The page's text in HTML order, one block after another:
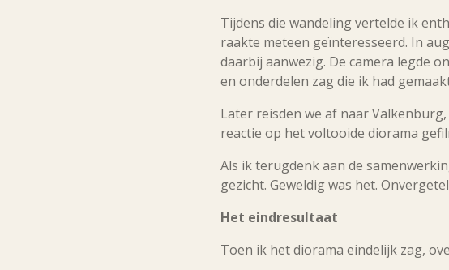
Tijdens die wandeling vertelde ik
raakte meteen geïnteresseerd. In
daarbij aanwezig. De camera legde
en onderdelen zag die ik had
Later reisden we af naar
reactie op het voltooide diorama
Als ik terugdenk aan de
gezicht. Geweldig was het.
Het eindresultaat
Toen ik het diorama eindelijk zag,